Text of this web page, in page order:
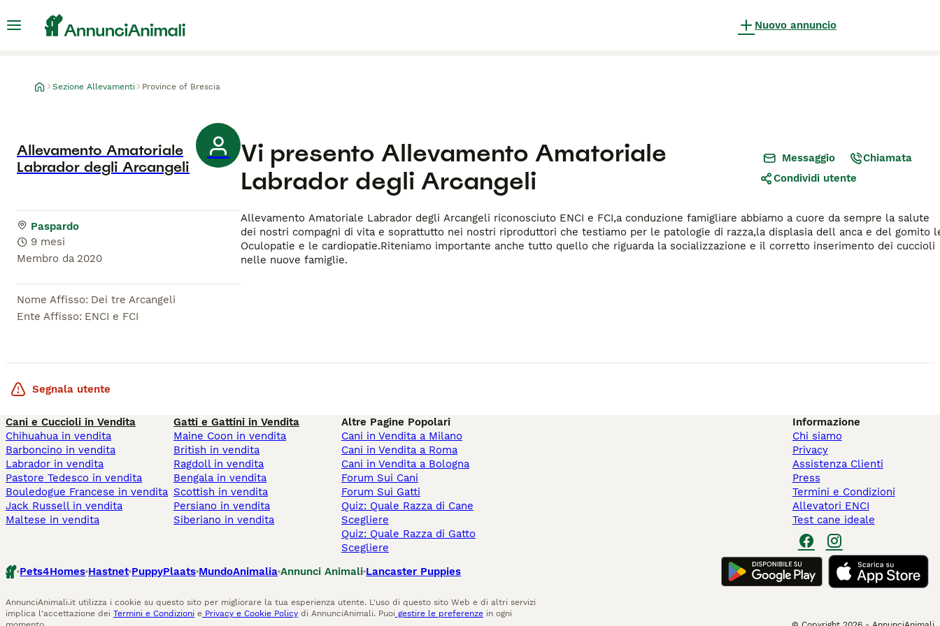
Nuovo annuncio
Sezione Allevamenti Province of Brescia
Allevamento Amatoriale
Labrador degli Arcangeli
Paspardo
9 mesi
Membro da 2020
Nome Affisso: Dei tre Arcangeli
Ente Affisso: ENCI e FCI
Vi presento Allevamento Amatoriale
Labrador degli Arcangeli
Messaggio
Chiamata
Condividi utente
Allevamento Amatoriale Labrador degli Arcangeli riconosciuto ENCI e FCI,a conduzione famigliare abbiamo a cuore da sempre la salute
dei nostri compagni di vita e soprattutto nei nostri riproduttori che testiamo per le patologie di razza,la displasia dell anca e del gomito
Oculopatie e le cardiopatie.Riteniamo importante anche tutto quello che riguarda la socializzazione e il corretto inserimento dei cuccioli
nelle nuove famiglie.
Segnala utente
Cani e Cuccioli in Vendita
Chihuahua in vendita
Barboncino in vendita
Labrador in vendita
Pastore Tedesco in vendita
Bouledogue Francese in vendita
Jack Russell in vendita
Maltese in vendita
Gatti e Gattini in Vendita
Maine Coon in vendita
British in vendita
Ragdoll in vendita
Bengala in vendita
Scottish in vendita
Persiano in vendita
Siberiano in vendita
Altre Pagine Popolari
Cani in Vendita a Milano
Cani in Vendita a Roma
Cani in Vendita a Bologna
Forum Sui Cani
Forum Sui Gatti
Quiz: Quale Razza di Cane
Scegliere
Quiz: Quale Razza di Gatto
Scegliere
Informazione
Chi siamo
Privacy
Assistenza Clienti
Press
Termini e Condizioni
Allevatori ENCI
Test cane ideale
Pets4Homes Hastnet PuppyPlaats MundoAnimalia Annunci Animali Lancaster Puppies
AnnunciAnimali.it utilizza i cookie su questo sito per migliorare la tua esperienza utente. L'uso di questo sito Web e di altri servizi
implica l'accettazione dei Termini e Condizioni e Privacy e Cookie Policy di AnnunciAnimali. Puoi gestire le preferenze in ogni